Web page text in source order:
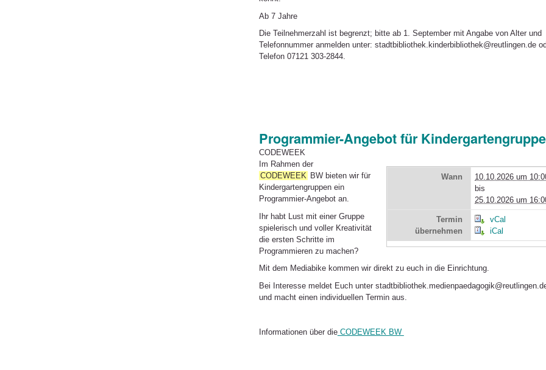
Ab 7 Jahre
Die Teilnehmerzahl ist begrenzt; bitte ab 1. September mit Angabe von Alter und
Telefonnummer anmelden unter: stadtbibliothek.kinderbibliothek@reutlingen.de
Telefon 07121 303-2844.
Programmier-Angebot für
CODEWEEK
Wann
10.10.2026 um
bis
25.10.2026 um
Termin
übernehmen
vCal
iCal
Im Rahmen der
CODEWEEK BW bieten wir für
Kindergartengruppen ein
Programmier-Angebot an.
Ihr habt Lust mit einer Gruppe
spielerisch und voller Kreativität
die ersten Schritte im
Programmieren zu machen?
Mit dem Mediabike kommen wir direkt zu euch in die Einrichtung.
Bei Interesse meldet Euch unter
und macht einen individuellen Termin aus.
Informationen über dieCODEWEEK BW